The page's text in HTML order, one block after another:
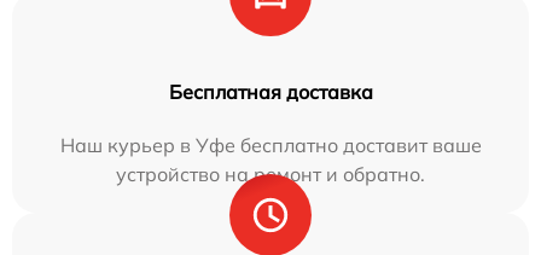
Бесплатная доставка
Наш курьер в Уфе бесплатно доставит ваше
устройство на ремонт и обратно.